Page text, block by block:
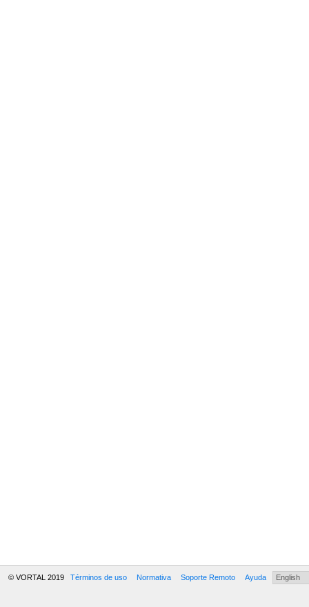
© VORTAL 2019 Términos de uso Normativa Soporte Remoto Ayuda